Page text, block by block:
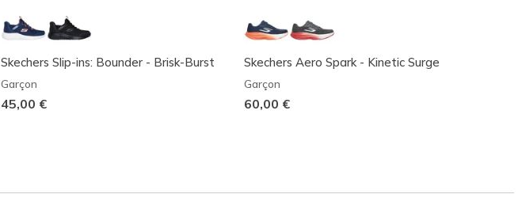
Skechers Slip-ins: Bounder - Brisk-Burst
Garçon
45,00 €
Skechers Aero Spark - Kinetic Surge
Garçon
60,00 €